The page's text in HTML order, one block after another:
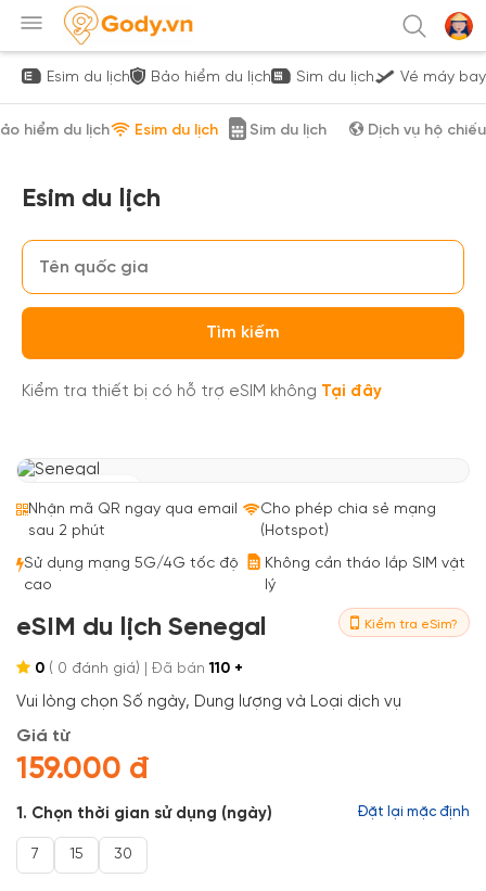
Esim du lịch Bảo hiểm du lịch Sim du lịch Vé máy bay
hiểm du lịch Esim du lịch Sim du lịch Dịch vụ hộ chiếu
Esim du lịch
Tìm kiếm
Kiểm tra thiết bị có hỗ trợ eSIM không Tại đây
Nhận mã QR ngay qua email
sau 2 phút
Cho phép chia sẻ mạng
(Hotspot)
Sử dụng mạng 5G/4G tốc độ
cao
Không cần tháo lắp SIM vật
lý
eSIM du lịch Senegal Kiểm tra eSim?
0 ( 0 đánh giá) | Đã bán110 +
Vui lòng chọn Số ngày, Dung lượng và Loại dịch vụ
Giá từ
159.000 đ
1. Chọn thời gian sử dụng (ngày) Đặt lại mặc định
7 15 30